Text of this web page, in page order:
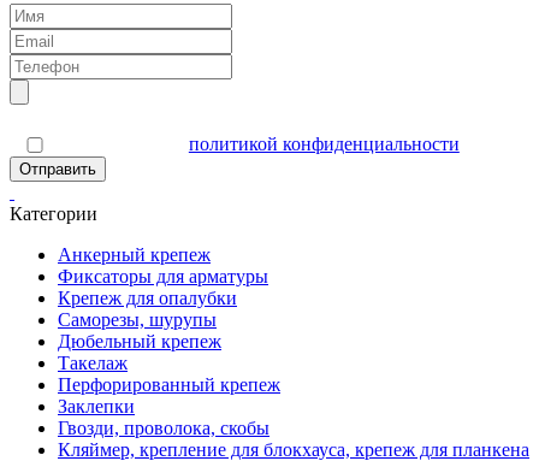
политикой конфиденциальности
Отправить
Категории
Анкерный крепеж
Фиксаторы для арматуры
Крепеж для опалубки
Саморезы, шурупы
Дюбельный крепеж
Такелаж
Перфорированный крепеж
Заклепки
Гвозди, проволока, скобы
Кляймер, крепление для блокхауса, крепеж для планкена